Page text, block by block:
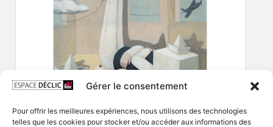
Gérer le consentement
Pour offrir les meilleures expériences, nous utilisons des technologies
telles que les cookies pour stocker et/ou accéder aux informations des